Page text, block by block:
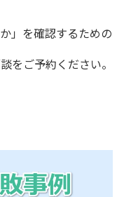
」を確認するための
をご予約ください。